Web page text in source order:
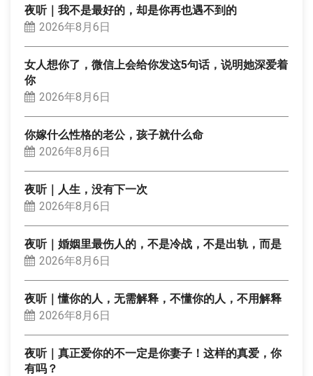
夜听｜我不是最好的，却是你再也遇不到的
2026年8月6日
女人想你了，微信上会给你发这5句话，说明她深爱着
你
2026年8月6日
你嫁什么性格的老公，孩子就什么命
2026年8月6日
夜听｜人生，没有下一次
2026年8月6日
夜听｜婚姻里最伤人的，不是冷战，不是出轨，而是
2026年8月6日
夜听｜懂你的人，无需解释，不懂你的人，不用解释
2026年8月6日
夜听｜真正爱你的不一定是你妻子！这样的真爱，你
有吗？